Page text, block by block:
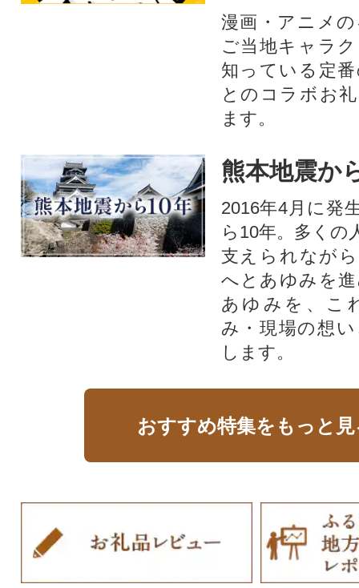
漫画・アニメ
ご当地キャラ
知っている定
とのコラボお
ます。​
熊本地震か
2016年4月に発
ら10年。多くの
支えられなが
へとあゆみを
あゆみを、こ
み・現場の想
します。
おすすめ特集をもっと